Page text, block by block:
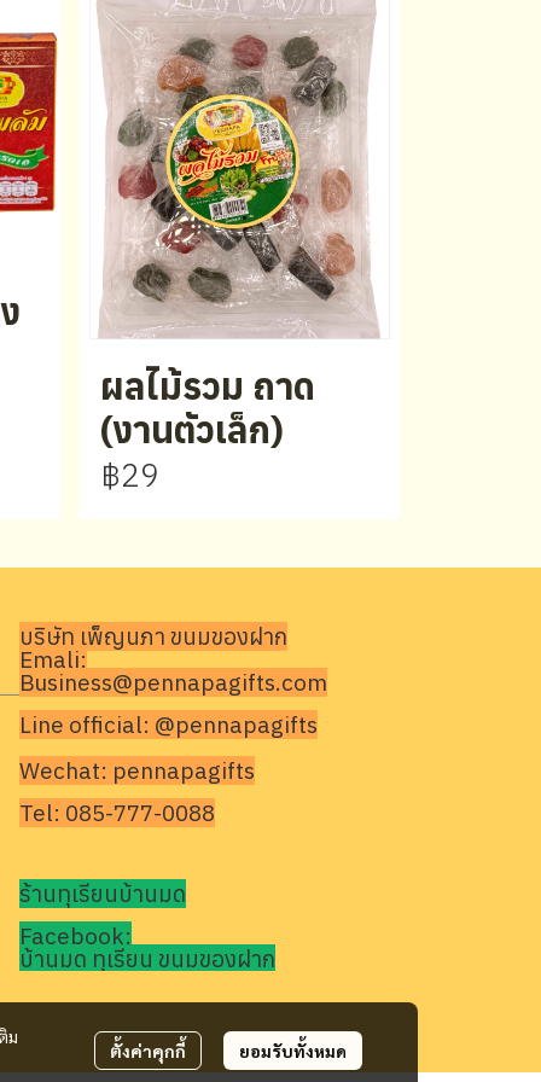
ผลไม้รวม ถาด
(งานตัวเล็ก)
฿29
ม
ตั้งค่าคุกกี้ ยอมรับทั้งหมด
บริษัท เพ็ญนภา ขนมของฝาก
Emali:
Business@pennapagifts.com
Line official: @pennapagifts
Wechat: pennapagifts
Tel: 085-777-0088
ร้านทุเรียนบ้านมด
Facebook:
บ้านมด ทุเรียน ขนมของฝาก